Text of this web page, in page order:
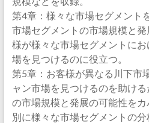
第4章：様々な市場セグメント
市場セグメントの市場規模と
様が様々な市場セグメントに
場を見つけるのに役立つ。
第5章：お客様が異なる川下市
ャン市場を見つけるのを助け
の市場規模と発展の可能性を
別に様々な市場セグメントの分